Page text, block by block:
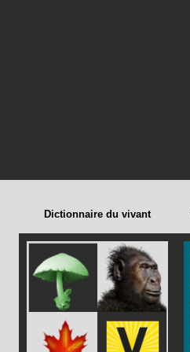
Dictionnaire du vivant